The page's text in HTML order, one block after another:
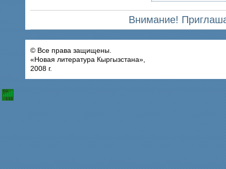
Внимание!
© Все права защищены.
«Новая литература Кыргызстана»,
2008 г.